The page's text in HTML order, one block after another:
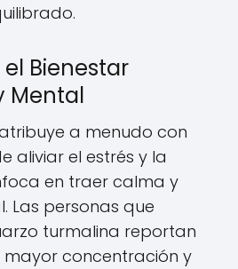
Bienestar
Mental
a menudo con
aliviar el estrés y la
en traer calma y
Las personas que
turmalina reportan
mayor concentración y